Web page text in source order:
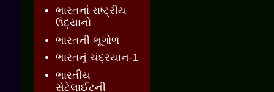
ભારતનાં રાષ્ટ્રીય
ઉદ્યાનો
ભારતની ભૂગોળ
ભારતનું ચંદ્રયાન-1
ભારતીય
સેટેલાઈટની